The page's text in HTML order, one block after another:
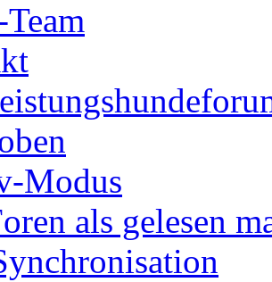
Modus
als gelesen